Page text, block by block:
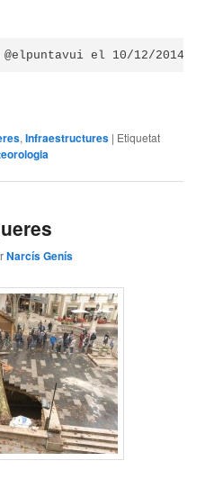
el 10/12/2014
,Infraestructures | Etiquetat
Narcís Genís